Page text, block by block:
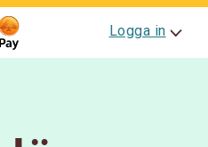
Logga in